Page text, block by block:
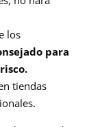
los
para
tiendas